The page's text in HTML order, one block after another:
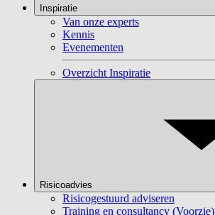
Inspiratie
Van onze experts
Kennis
Evenementen
Overzicht Inspiratie
Risicoadvies
Risicogestuurd adviseren
Training en consultancy (Voorzie)